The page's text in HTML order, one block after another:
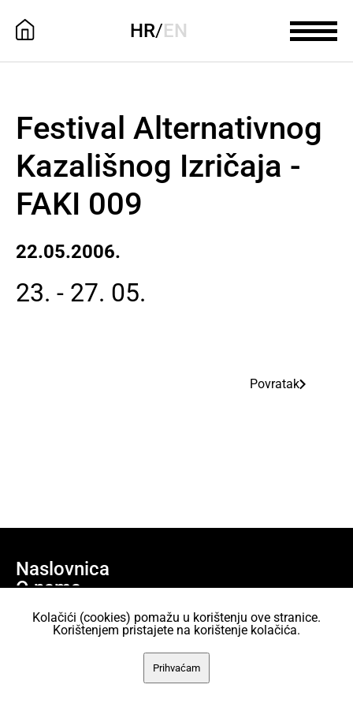
HR/EN
Festival Alternativnog
Kazališnog Izričaja -
FAKI 009
22.05.2006.
23. - 27. 05.
Povratak
Naslovnica
O nama
Učlani se
Projekti
AKC Attack Sav sadržaj dan je na korištenje pod licencom Creative
Kolačići (cookies) pomažu u korištenju ove stranice.
Korištenjem pristajete na korištenje kolačića.
Prihvaćam